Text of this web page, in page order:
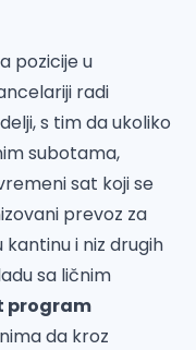
pozicije u
radi
s tim da ukoliko
subotama,
sat koji se
prevoz za
i niz drugih
sa ličnim
program
da kroz